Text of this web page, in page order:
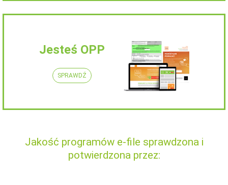
Jesteś OPP
SPRAWDŹ
Jakość programów e-file sprawdzona i
potwierdzona przez: